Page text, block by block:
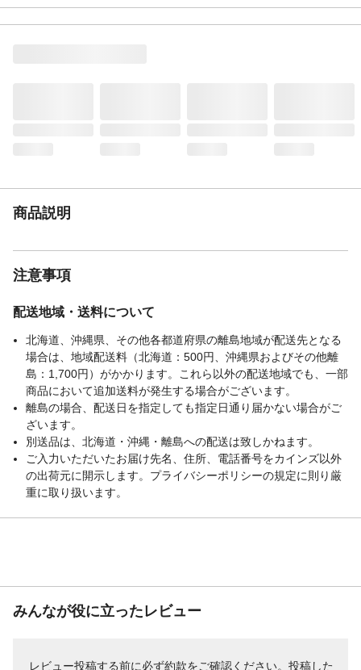
商品説明
注意事項
配送地域・送料について
北海道、沖縄県、その他各都道府県の離島地域が配送先となる
場合は、地域配送料（北海道：500円、沖縄県およびその他離
島：1,700円）がかかります。これら以外の配送地域でも、一部
商品において追加送料が発生する場合がございます。
離島の場合、配送日を指定しても指定日通り届かない場合がご
ざいます。
別送品は、北海道・沖縄・離島への配送は致しかねます。
ご入力いただいたお届け先名、住所、電話番号をカインズ以外
の出荷元に開示します。プライバシーポリシーの規定に則り厳
重に取り扱います。
みんなが役に立ったレビュー
レビュー投稿する前に必ず約款をご確認ください。投稿した